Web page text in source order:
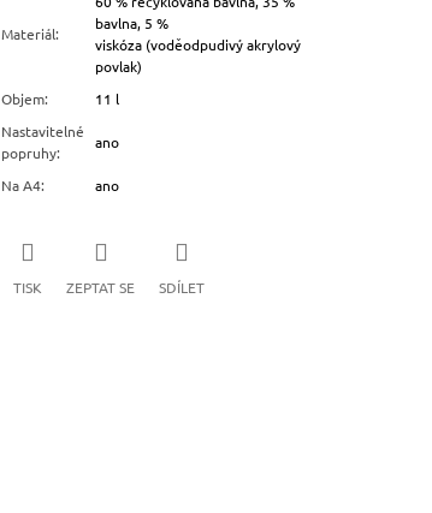
Materiál:
bavlna, 5 %
viskóza (voděodpudivý akrylový
povlak)
Objem:
11 l
Nastavitelné
popruhy:
ano
Na A4: ano
TISK ZEPTAT SE SDÍLET